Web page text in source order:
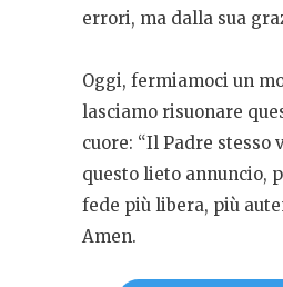
errori, ma dalla sua
Oggi, fermiamoci un
lasciamo risuonare
cuore: “Il Padre stesso
questo lieto annuncio,
fede più libera, più
Amen.